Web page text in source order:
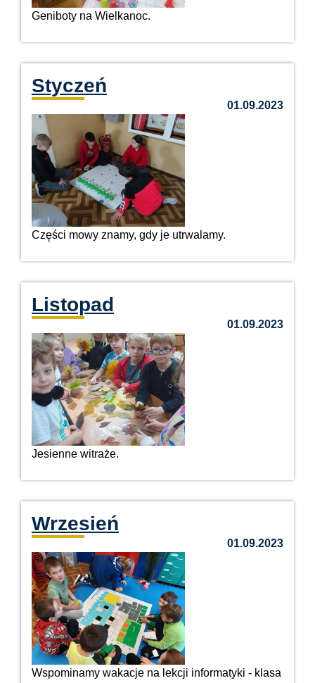
Geniboty na Wielkanoc.
Styczeń
01.09.2023
Części mowy znamy, gdy je utrwalamy.
Listopad
01.09.2023
Jesienne witraże.
Wrzesień
01.09.2023
Wspominamy wakacje na lekcji informatyki - klasa